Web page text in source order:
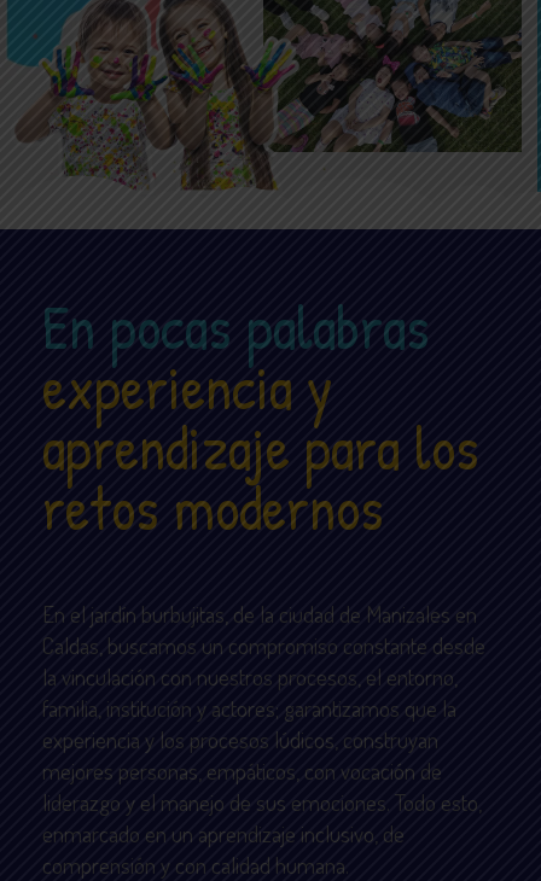
En pocas palabras
experiencia y
aprendizaje para los
retos modernos
En el jardín burbujitas, de la ciudad de Manizales en
Caldas, buscamos un compromiso constante desde
la vinculación con nuestros procesos, el entorno,
familia, institución y actores; garantizamos que la
experiencia y los procesos lúdicos, construyan
mejores personas, empáticos, con vocación de
liderazgo y el manejo de sus emociones. Todo esto,
enmarcado en un aprendizaje inclusivo, de
comprensión y con calidad humana.